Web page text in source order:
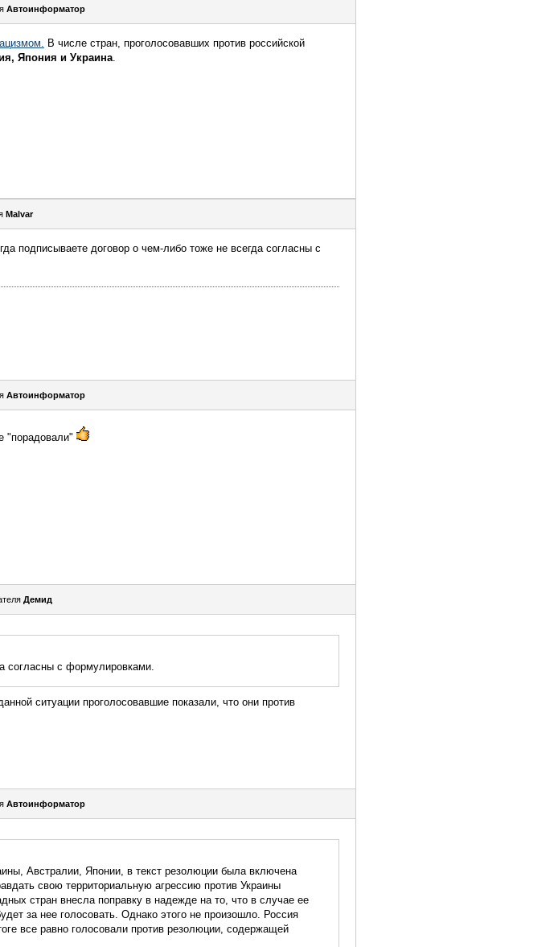
Автоинформатор
В числе стран, проголосовавших против российской
Япония и Украина.
Malvar
подписываете договор о чем-либо тоже не всегда согласны с
Автоинформатор
"порадовали"
Демид
согласны с формулировками.
ситуации проголосовавшие показали, что они против
Автоинформатор
Австралии, Японии, в текст резолюции была включена
свою территориальную агрессию против Украины
стран внесла поправку в надежде на то, что в случае ее
за нее голосовать. Однако этого не произошло. Россия
все равно голосовали против резолюции, содержащей